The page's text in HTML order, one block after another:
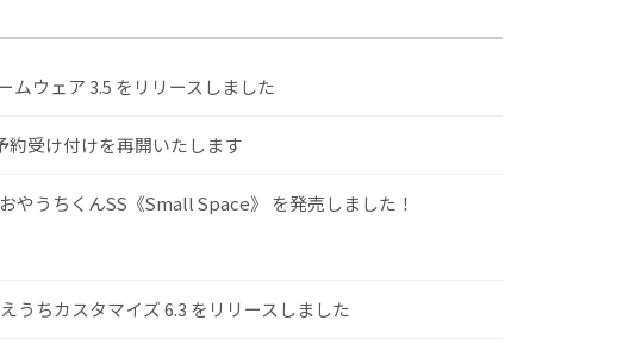
ムウェア 3.5 をリリースしました
約受け付けを再開いたします
おやうちくんSS《Small Space》 を発売しました！
うちカスタマイズ 6.3 をリリースしました